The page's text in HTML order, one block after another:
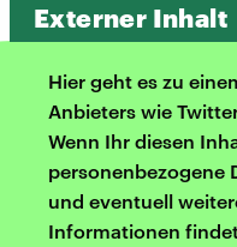
Externer Inhalt
Hier geht es zu
Anbieters wie
Wenn Ihr diesen
personenbezogene
und eventuell
Informationen